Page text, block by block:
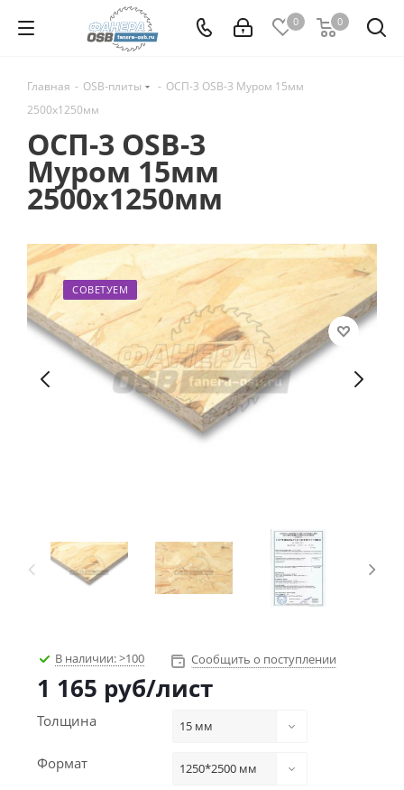
0 0
Главная - OSB-плиты - ОСП-3 OSB-3 Муром 15мм
2500х1250мм
ОСП-3 OSB-3
Муром 15мм
2500х1250мм
СОВЕТУЕМ
В наличии:>100 Сообщить о поступлении
1 165 руб/лист
Толщина 15 мм
Формат 1250*2500 мм